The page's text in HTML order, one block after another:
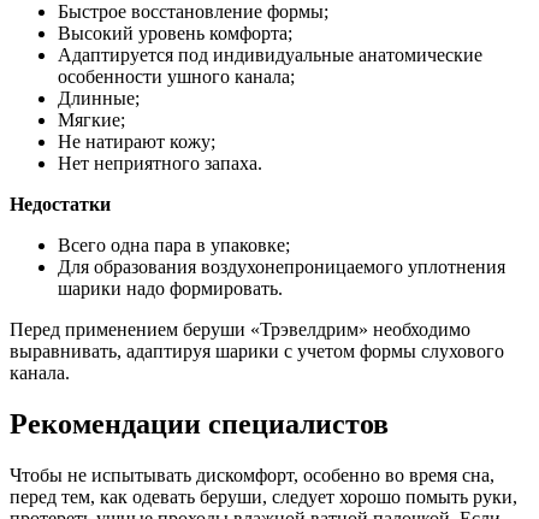
Быстрое восстановление формы;
Высокий уровень комфорта;
Адаптируется под индивидуальные анатомические
особенности ушного канала;
Длинные;
Мягкие;
Не натирают кожу;
Нет неприятного запаха.
Недостатки
Всего одна пара в упаковке;
Для образования воздухонепроницаемого уплотнения
шарики надо формировать.
Перед применением беруши «Трэвелдрим» необходимо
выравнивать, адаптируя шарики с учетом формы слухового
канала.
Рекомендации специалистов
Чтобы не испытывать дискомфорт, особенно во время сна,
перед тем, как одевать беруши, следует хорошо помыть руки,